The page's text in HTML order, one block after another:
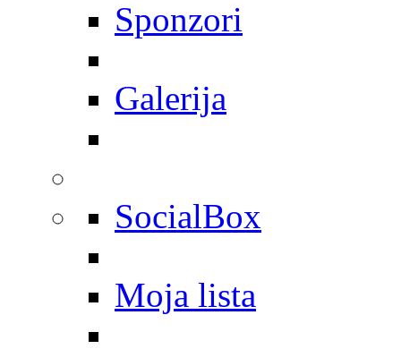
Sponzori
Galerija
SocialBox
Moja lista